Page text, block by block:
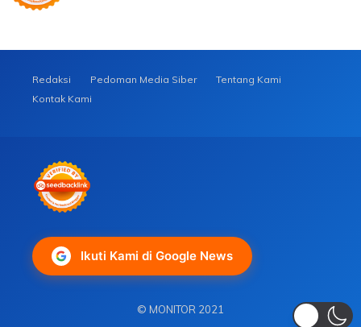
Redaksi Pedoman Media Siber
Tentang Kami
Kontak Kami
Ikuti Kami di Google News
© MONITOR 2021